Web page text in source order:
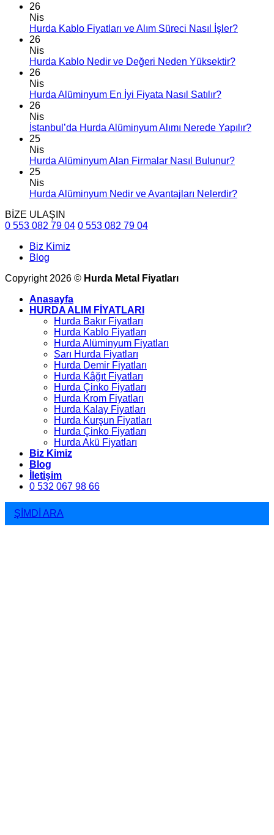
26
Nis
Hurda Kablo Fiyatları ve Alım Süreci Nasıl İşler?
26
Nis
Hurda Kablo Nedir ve Değeri Neden Yüksektir?
26
Nis
Hurda Alüminyum En İyi Fiyata Nasıl Satılır?
26
Nis
İstanbul’da Hurda Alüminyum Alımı Nerede Yapılır?
25
Nis
Hurda Alüminyum Alan Firmalar Nasıl Bulunur?
25
Nis
Hurda Alüminyum Nedir ve Avantajları Nelerdir?
BİZE ULAŞIN
0 553 082 79 04 0 553 082 79 04
Biz Kimiz
Blog
Copyright 2026 © Hurda Metal Fiyatları
Anasayfa
HURDA ALIM FİYATLARI
Hurda Bakır Fiyatları
Hurda Kablo Fiyatları
Hurda Alüminyum Fiyatları
Sarı Hurda Fiyatları
Hurda Demir Fiyatları
Hurda Kâğıt Fiyatları
Hurda Çinko Fiyatları
Hurda Krom Fiyatları
Hurda Kalay Fiyatları
Hurda Kurşun Fiyatları
Hurda Çinko Fiyatları
Hurda Akü Fiyatları
Biz Kimiz
Blog
İletişim
0 532 067 98 66
ŞİMDİ ARA